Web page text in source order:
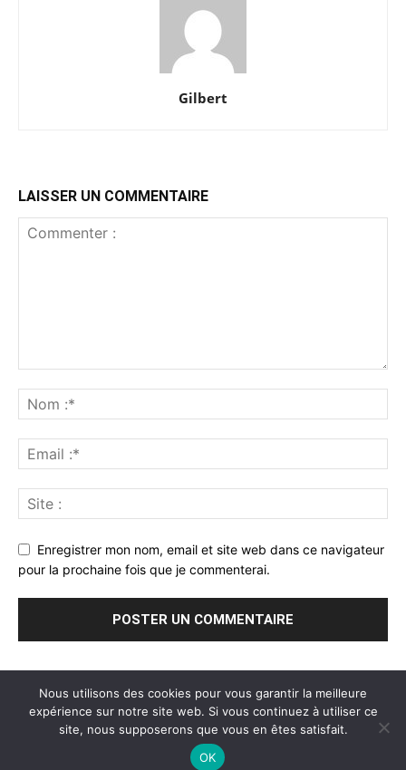
Gilbert
LAISSER UN COMMENTAIRE
Enregistrer mon nom, email et site web dans ce navigateur
pour la prochaine fois que je commenterai.
A propos Mentions légales Blog Contact
© Newspaper WordPress Theme by TagDiv
Nous utilisons des cookies pour vous garantir la meilleure
expérience sur notre site web. Si vous continuez à utiliser ce
site, nous supposerons que vous en êtes satisfait.
OK